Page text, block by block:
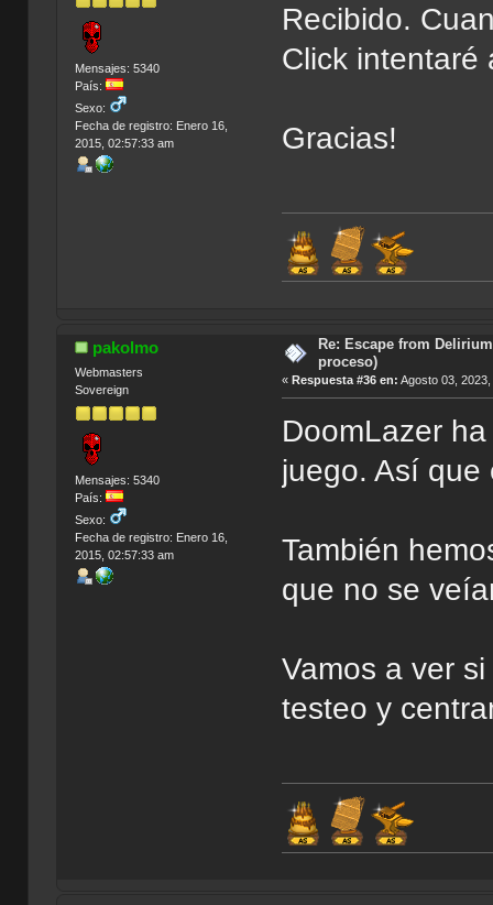
Mensajes: 5340
País:
Sexo:
Fecha de registro: Enero 16,
2015, 02:57:33 am
Recibido.
Click intentaré
Gracias!
pakolmo
Webmasters
Sovereign
Mensajes: 5340
País:
Sexo:
Fecha de registro: Enero 16,
2015, 02:57:33 am
Re: Escape from
proceso)
«Respuesta #36 en: Agosto 03,
DoomLazer
juego. Así que
También
que no se
Vamos a ver
testeo y